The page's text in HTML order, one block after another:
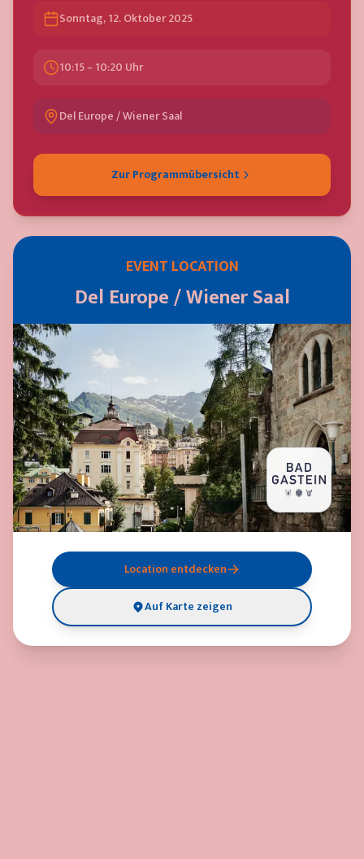
Sonntag, 12. Oktober 2025
10:15 – 10:20 Uhr
Del Europe / Wiener Saal
Zur Programmübersicht
EVENT LOCATION
Del Europe / Wiener Saal
Location entdecken
Auf Karte zeigen